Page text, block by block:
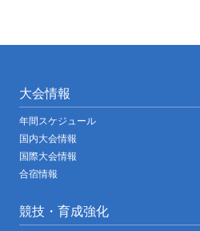
大会情報
年間スケジュール
国内大会情報
国際大会情報
合宿情報
競技・育成強化